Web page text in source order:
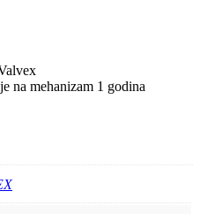
na mehanizam 1 godina